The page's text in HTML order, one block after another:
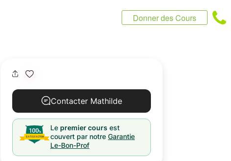
Donner des Cours
Contacter Mathilde
Le premier cours est
couvert par notre Garantie
Le-Bon-Prof